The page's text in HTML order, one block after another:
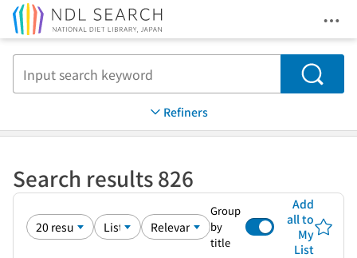
Search
Refiners
Search results 826
Group
by
title
Add
all to
My
List